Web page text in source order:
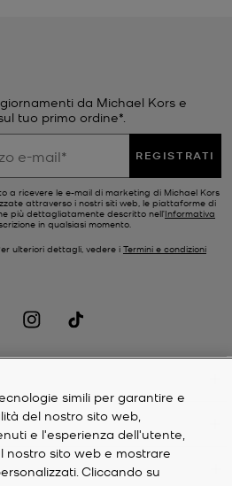
da Michael Kors e
tuo primo ordine*.
REGISTRATI
a ricevere le e-mail di marketing di Michael Kors
attraverso i nostri siti web, le piattaforme di
più dettagliatamente descritto nell’Informativa
in qualsiasi momento.
ulteriori dettagli, vedere i Termini e condizioni
simili per garantire e
del nostro sito web,
e l'esperienza dell'utente,
nostro sito web e mostrare
Cliccando su